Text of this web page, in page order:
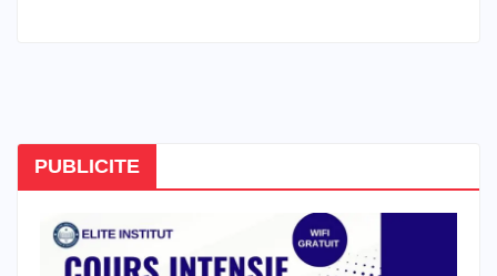
PUBLICITE